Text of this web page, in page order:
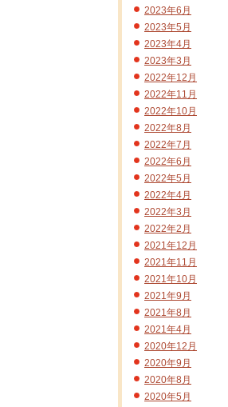
2023年6月
2023年5月
2023年4月
2023年3月
2022年12月
2022年11月
2022年10月
2022年8月
2022年7月
2022年6月
2022年5月
2022年4月
2022年3月
2022年2月
2021年12月
2021年11月
2021年10月
2021年9月
2021年8月
2021年4月
2020年12月
2020年9月
2020年8月
2020年5月